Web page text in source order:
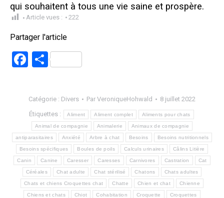
qui souhaitent à tous une vie saine et prospère.
Article vues : 222
Partager l'article
Facebook
Partager
Catégorie : Divers Par VeroniqueHohwald 8 juillet 2022
Étiquettes : Aliment Aliment complet Aliments pour chats
Animal de compagnie Animalerie Animaux de compagnie
antiparasitaires Anxiété Arbre à chat Besoins Besoins nutritionnels
Besoins spécifiques Boules de poils Calculs urinaires Câlins Litière
Canin Canine Caresser Caresses Carnivores Castration Cat
Céréales Chat adulte Chat stérilisé Chatons Chats adultes
Chats et chiens Croquettes chat Chatte Chien et chat Chienne
Chiens et chats Chiot Cohabitation Croquette Croquettes